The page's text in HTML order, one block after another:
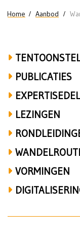
U bent hier
Home Aanbod
PUBLICATIES
LEZINGEN
VORMINGEN